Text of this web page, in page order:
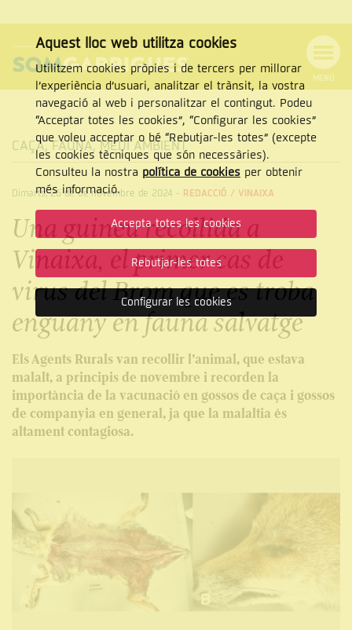
NAVEGACIÓ
MENÚ
Cercar
CERCAR
CAÇA,FAUNA,MEDI AMBIENT
Dimarts, 26 de de novembre de 2024 - REDACCIÓ / VINAIXA
Una guineu recollida a
Vinaixa, el primer cas de
virus del Brom que es troba
enguany en fauna salvatge
Els Agents Rurals van recollir l’animal, que estava
malalt, a principis de novembre i recorden la
importància de la vacunació en gossos de caça i gossos
de companyia en general, ja que la malaltia és
altament contagiosa.
Aquest lloc web utilitza cookies
Utilitzem cookies pròpies i de tercers per millorar
l’experiència d’usuari, analitzar el trànsit, la vostra
navegació al web i personalitzar el contingut. Podeu
“Acceptar totes les cookies”, “Configurar les cookies”
que voleu acceptar o bé “Rebutjar-les totes” (excepte
les cookies tècniques que són necessàries).
Consulteu la nostra política de cookiesper obtenir
més informació.
Accepta totes les cookies
Rebutjar-les totes
Configurar les cookies